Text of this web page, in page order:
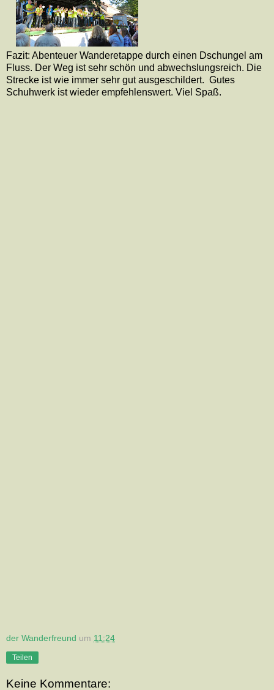
Fazit: Abenteuer Wanderetappe durch einen Dschungel am
Fluss. Der Weg ist sehr schön und abwechslungsreich. Die
Strecke ist wie immer sehr gut ausgeschildert. Gutes
Schuhwerk ist wieder empfehlenswert. Viel Spaß.
der Wanderfreund um 11:24
Teilen
Keine Kommentare: